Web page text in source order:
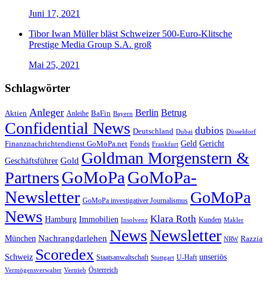
Juni 17, 2021
Tibor Iwan Müller bläst Schweizer 500-Euro-Klitsche
Prestige Media Group S.A. groß
Mai 25, 2021
Schlagwörter
Aktien Anleger Anleihe BaFin Bayern Berlin Betrug
Confidential News Deutschland Dubai dubios Düsseldorf
Finanznachrichtendienst GoMoPa.net Fonds Frankfurt Geld Gericht
Geschäftsführer Gold Goldman Morgenstern &
PartnersGoMoPa GoMoPa-
Newsletter GoMoPa investigativer Journalismus GoMoPa
News Hamburg Immobilien Insolvenz Klara Roth Kunden Makler
München Nachrangdarlehen NewsNewsletter NRW Razzia
Schweiz Scoredex Staatsanwaltschaft Stuttgart U-Haft unseriös
Vermögensverwalter Vertrieb Österreich